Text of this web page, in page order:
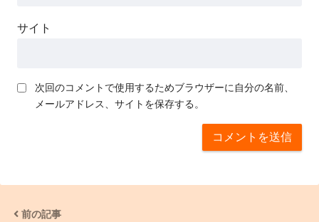
サイト
次回のコメントで使用するためブラウザーに自分の名前、
メールアドレス、サイトを保存する。
前の記事